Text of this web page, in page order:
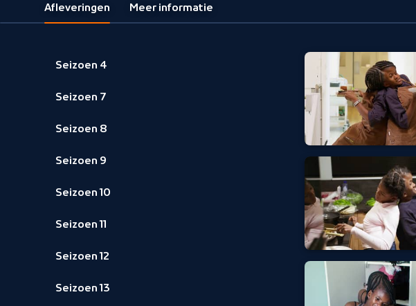
Afleveringen Meer informatie
Seizoen 4
Seizoen 7
Seizoen 8
Seizoen 9
Seizoen 10
Seizoen 11
Seizoen 12
Seizoen 13